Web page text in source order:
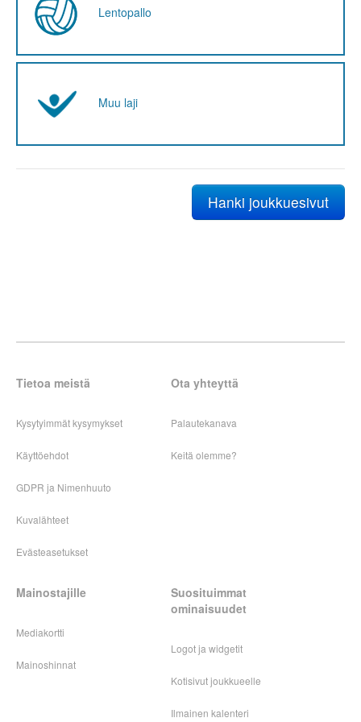
Lentopallo
Muu laji
Hanki joukkuesivut
Tietoa meistä
Kysytyimmät kysymykset
Käyttöehdot
GDPR ja Nimenhuuto
Kuvalähteet
Evästeasetukset
Ota yhteyttä
Palautekanava
Keitä olemme?
Mainostajille
Mediakortti
Mainoshinnat
Suosituimmat
ominaisuudet
Logot ja widgetit
Kotisivut joukkueelle
Ilmainen kalenteri